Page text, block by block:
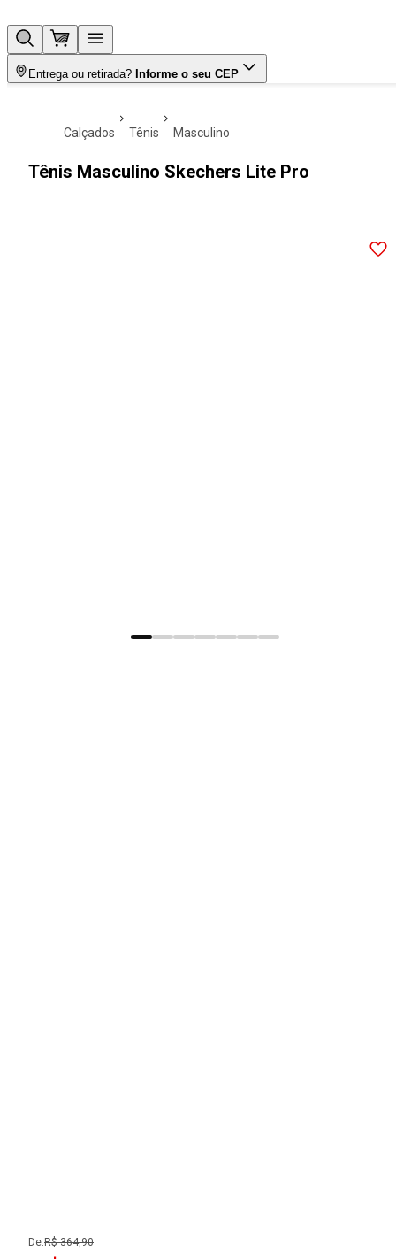
Entrega ou retirada? Informe o seu CEP
calçados tênis masculino
Tênis Masculino Skechers Lite Pro
De:R$ 364,90